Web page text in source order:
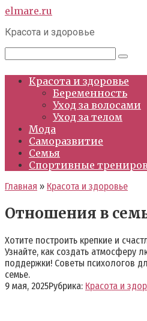
Перейти
контенту
elmare.ru
Красота и здоровье
Красота и здоровье
Беременность
Уход за волосами
Уход за телом
Мода
Саморазвитие
Семья
Спортивные
Главная » Красота и здоровье
Отношения в
Хотите построить крепкие и
Узнайте, как создать атмосферу
поддержки! Советы психологов
семье.
9 мая, 2025Рубрика: Красота и